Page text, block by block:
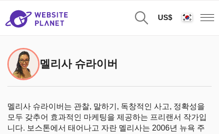
US$
멜리사 슈라이버
멜리사 슈라이버는 관찰, 말하기, 독창적인 사고, 정확성을
모두 갖추어 효과적인 마케팅을 제공하는 프리랜서 작가입
니다. 보스톤에서 태어나고 자란 멜리사는 2006년 뉴욕 주